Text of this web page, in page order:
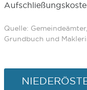
Quelle:
Grundbuch und